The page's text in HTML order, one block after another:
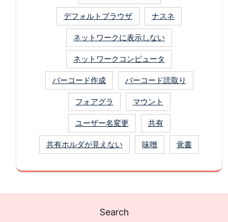
デフォルトブラウザ ナスネ
ネットワークに表示しない
ネットワークコンピュータ
バーコード作成 バーコード読取り
フォアグラ マウント
ユーザー名変更 共有
共有ホルダが見えない 味噌 覚書
Search